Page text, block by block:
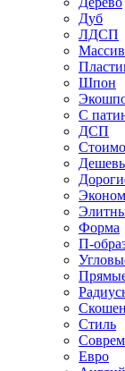
Дуб
ЛДСП
Массив
Шпон
С
ДСП
Форма
П-
Стиль
Евро